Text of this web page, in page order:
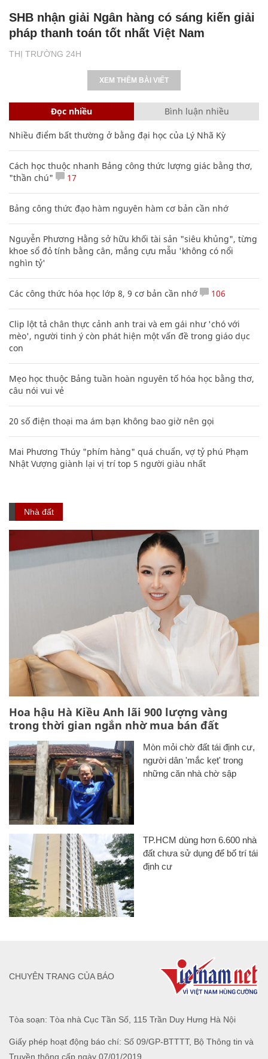
THỊ TRƯỜNG 24H
SHB nhận giải Ngân hàng có sáng kiến giải
pháp thanh toán tốt nhất Việt Nam
XEM THÊM BÀI VIẾT
Đọc nhiều Bình luận nhiều
Nhiều điểm bất thường ở bằng đại học của Lý Nhã Kỳ
Cách học thuộc nhanh Bảng công thức lượng giác bằng thơ,
"thần chú"
17
Bảng công thức đạo hàm nguyên hàm cơ bản cần nhớ
Nguyễn Phương Hằng sở hữu khối tài sản "siêu khủng", từng
khoe sổ đỏ tính bằng cân, mắng cựu mẫu 'không có nổi
nghìn tỷ'
Các công thức hóa học lớp 8, 9 cơ bản cần nhớ 106
Clip lột tả chân thực cảnh anh trai và em gái như 'chó với
mèo', người tinh ý còn phát hiện một vấn đề trong giáo dục
con
Mẹo học thuộc Bảng tuần hoàn nguyên tố hóa học bằng thơ,
câu nói vui vẻ
20 số điện thoại ma ám bạn không bao giờ nên gọi
Mai Phương Thúy "phím hàng" quá chuẩn, vợ tỷ phú Phạm
Nhật Vượng giành lại vị trí top 5 người giàu nhất
Nhà đất
Hoa hậu Hà Kiều Anh lãi 900 lượng vàng
trong thời gian ngắn nhờ mua bán đất
Mòn mỏi chờ đất tái định cư,
người dân 'mắc kẹt' trong
những căn nhà chờ sập
TP.HCM dùng hơn 6.600 nhà
đất chưa sử dụng để bố trí tái
định cư
Tòa soạn: Tòa nhà Cục Tần Số, 115 Trần Duy Hưng Hà Nội
Giấy phép hoạt động báo chí: Số 09/GP-BTTTT, Bộ Thông tin và
Truyền thông cấp ngày 07/01/2019.
CHUYÊN TRANG CỦA BÁO